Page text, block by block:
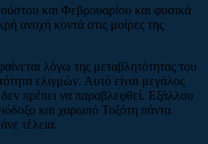
και Φεβρουαρίου και φυσικά
ανοχή κοντά στις μοίρες της
λόγω της μεταβλητότητας του
ελιγμών. Αυτό είναι μεγάλος
πρέπει να παραβλεφθεί. Εξάλλου
και χαρωπό Τοξότη πάντα
τέλεια.